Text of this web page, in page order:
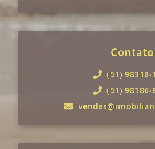
Contato
(51) 98318-
(51) 98186-